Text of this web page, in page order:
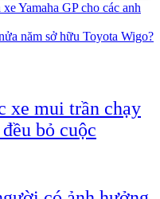
Yamaha GP cho các anh
năm sở hữu Toyota Wigo?
xe mui trần chạy
bỏ cuộc